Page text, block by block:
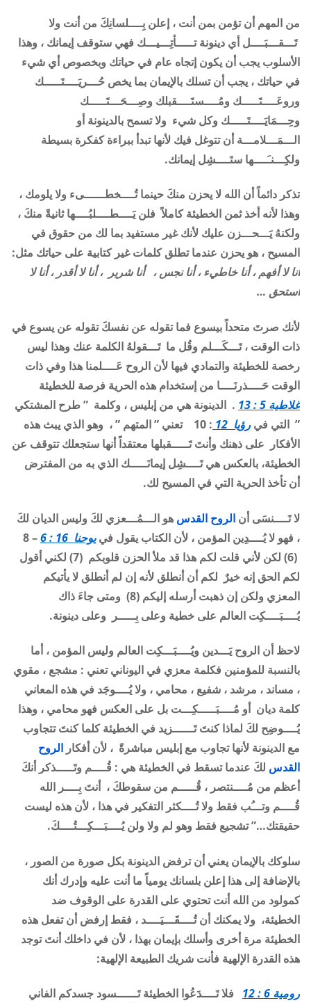
من المهم أن تؤمن بمن أنت ، إعلن بِــــلسانِكَ من أنت ولا
تَـــقـــبَــــل أي دينونة تـــــأتِـــيـــك فهي ستوقف إيمانك ، وهذا
الأسلوب يجب أن يكون إتجاه عام في حياتك وبخصوص أي شيء
في حياتك ، يجب أن تسلك بالإيمان بما يخص حُـــريَــــتَـــــك
وروعَــــتَـــــك ومُــــستَــــقبلك وصِـــحَـــتَـــــك
وحِـــمَايَــــتَـــــك وكل شيء ولا تسمح بالدينونة أو
الـــمَـــلامـــة أن تتوغل فيك لأنها تبدأ ببراءة كفكرة بسيطة
ولكِـــنـَــــها ستَــــشِل إيمانك.
تذكر دائماً أن الله لا يحزن منكَ حينما تُــــخطــــــىء ولا يلومك ،
وهذا لأنه أخذ ثمن الخطيئة كاملاً فلن يَــــطــــلبُــــها ثانيةً منكَ ،
ولكنهُ يَـــحـــزن عليك لأنك غير مستفيد بما لك من حقوق في
المسيح ، هو يحزن عندما تطلق كلمات غير كتابية على حياتك مثل:
أنا لا أفهم ، أنا خاطيء ، أنا نجس ، أنا شرير ، أنا لا أقدر ، أنا لا
أستحق …
لأنك صرتَ متحداً بيسوع فما تقوله عن نفسكَ تقوله عن يسوع في
ذات الوقت ، تَـــكَـــلم وقُل ما تَـــقولهُ الكلمة عنك وهذا ليس
رخصة للخطيئة والتمادي فيها لأن الروح عَــــلمنا هذا وفي ذات
الوقت حَــــذرنَــــا من إستخدام هذه الحرية فرصة للخطيئة
غلاطية 5 : 13
. الدينونة هي من إبليس ، وكلمة ” طرح المشتكي
” التي فيرؤيا 12 : 10
تعني ” المتهم ” ، وهو الذي يبث هذه
الأفكار على ذهنك وأنتَ تَـــــقبلها معتقداً أنها ستجعلك تتوقف عن
الخطيئة، بالعكس هي تَــــشِل إيمانَـــــك الذي به من المفترض
أن تأخذ الحرية التي في المسيح لك.
لا تَــــنسَى أن الروح القدس هو الـــمُـــعزي لكَ وليس الديان لكَ
، فهو لا يُــــدِين المؤمن ، لأن الكتاب يقول فييوحنا 16 : 6
– 8
(6) لكن لأني قلت لكم هذا قد ملأ الحزن قلوبكم (7) لكني أقول
لكم الحق إنه خيرٌ لكم أن أنطلق لأنه إن لم أنطلق لا يأتيكم
المعزي ولكن إن ذهبت أرسله إليكم (8) ومتى جاءَ ذاك
يُــــبَــــكِت العالم على خطية وعلى بِـــــر وعلى دينونة.
لاحظ أن الروح يَـــدين ويُــــبَـــكِت العالم وليس المؤمن ، أما
بالنسبة للمؤمنين فكلمة معزي في اليوناني تعني : مشجع ، مقوي
، مساند ، مرشد ، شفيع ، محامي ، ولا يُــــوجَد في هذه المعاني
كلمة ديان أو مُــــبَـــــكِـــت بل على العكس فهو محامي ، وهذا
يُــــوضِح لكَ لماذا كنتَ تَــــــزيد في الخطيئة كلما كنتَ تتجاوب
مع الدينونة لأنها تجاوب مع إبليس مباشرةً ، لأن أفكار الروح
القدس لكَ عندما تسقط في الخطيئة هي : قُــــم وتَـــــذكر أنكَ
أعظم من مُــــنتصر ، قُـــــم من سقوطكَ ، أنتَ بِــــر الله
قُــــم وتـــُب فقط ولا تُــــكثر التفكير في هذا ، لأن هذه ليست
حقيقتك…”تشجيع فقط وهو لم ولا ولن يُــــبَـــكِـــتُــــكَ.
سلوكك بالإيمان يعني أن ترفض الدينونة بكل صورة من الصور ،
بالإضافة إلى هذا إعلن بلسانك يومياً ما أنت عليه وإدرك أنك
كمولود من الله أنت تحتوي على القدرة على الوقوف ضد
الخطيئة، ولا يمكنك أن تُــــقَـــيَــــد ، فقط إرفض أن تفعل هذه
الخطيئة مرة أخرى وأسلك بإيمان بهذا ، لأن في داخلك أنتَ توجد
هذه القدرة الإلهية فأنت شريك الطبيعة الإلهية:
رومية 6 : 12
فلا تَــــدَعُوا الخطيئة تَــــــسود جسدكم الفاني